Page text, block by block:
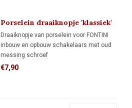
Porselein draaiknopje 'klassiek'
1910
Draaiknopje van porselein voor FONTINI
inbouw en opbouw schakelaars met oud
messing schroef
€7,90